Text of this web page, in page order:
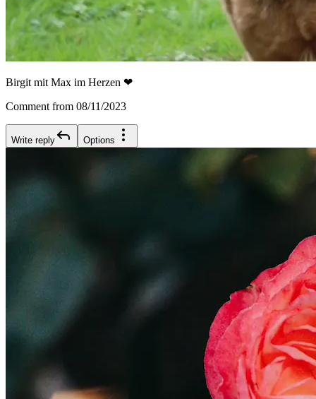
Birgit mit Max im Herzen ❤
Comment from 08/11/2023
Write reply Options